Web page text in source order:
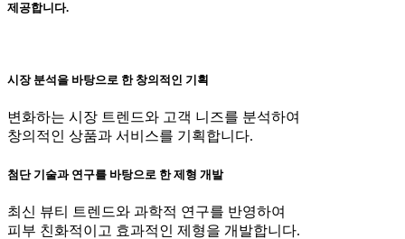
제공합니다.
시장 분석을 바탕으로 한 창의적인 기획
변화하는 시장 트렌드와 고객 니즈를 분석하여
창의적인 상품과 서비스를 기획합니다.
첨단 기술과 연구를 바탕으로 한 제형 개발
최신 뷰티 트렌드와 과학적 연구를 반영하여
피부 친화적이고 효과적인 제형을 개발합니다.